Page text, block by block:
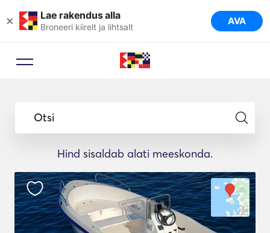
× Lae rakendus alla
Broneeri kiirelt ja lihtsalt AVA
Otsi
Hind sisaldab alati meeskonda.